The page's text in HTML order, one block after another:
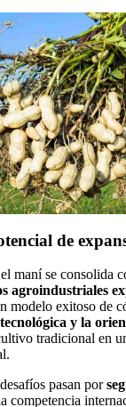
de
maní se consolida
agroindustriales
modelo exitoso de
y la
tradicional en
pasan por
competencia